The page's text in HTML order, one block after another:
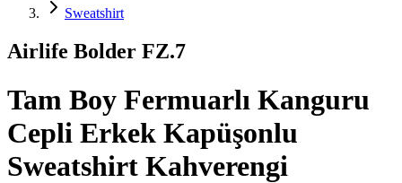
Sweatshirt
Airlife Bolder FZ.7
Tam Boy Fermuarlı Kanguru
Cepli Erkek Kapüşonlu
Sweatshirt Kahverengi